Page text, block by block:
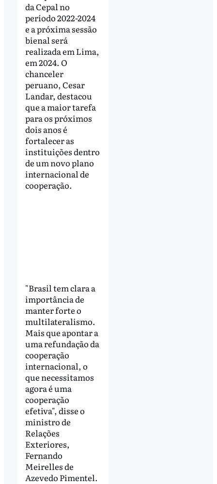
da Cepal no
período 2022-2024
e a próxima sessão
bienal será
realizada em Lima,
em 2024. O
chanceler
peruano, Cesar
Landar, destacou
que a maior tarefa
para os próximos
dois anos é
fortalecer as
instituições dentro
de um novo plano
internacional de
cooperação.
"Brasil tem clara a
importância de
manter forte o
multilateralismo.
Mais que apontar a
uma refundação da
cooperação
internacional, o
que necessitamos
agora é uma
cooperação
efetiva", disse o
ministro de
Relações
Exteriores,
Fernando
Meirelles de
Azevedo Pimentel.